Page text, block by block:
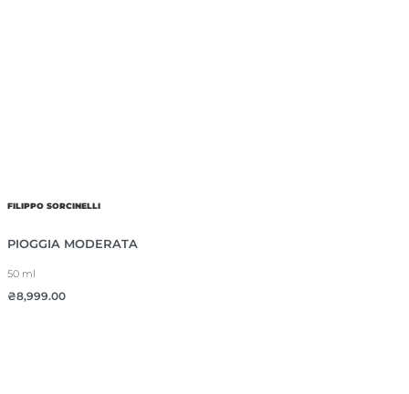
FILIPPO SORCINELLI
PIOGGIA MODERATA
50 ml
₴8,999.00